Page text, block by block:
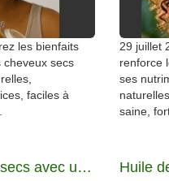
les bienfaits
secs
faciles à
29 juillet
renforce
ses
saine,
Hydrater cheveux secs avec un masque à l’avocat